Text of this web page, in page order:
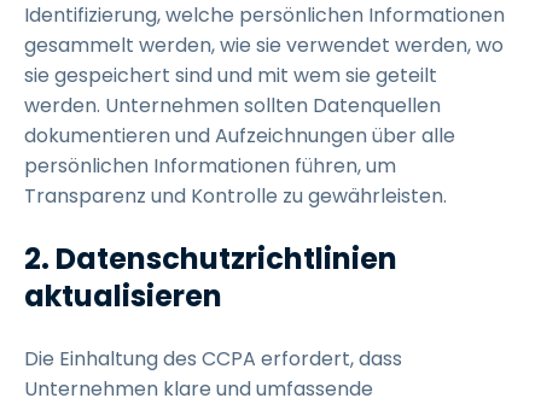
Identifizierung, welche persönlichen Informationen
gesammelt werden, wie sie verwendet werden, wo
sie gespeichert sind und mit wem sie geteilt
werden. Unternehmen sollten Datenquellen
dokumentieren und Aufzeichnungen über alle
persönlichen Informationen führen, um
Transparenz und Kontrolle zu gewährleisten.
2. Datenschutzrichtlinien
aktualisieren
Die Einhaltung des CCPA erfordert, dass
Unternehmen klare und umfassende